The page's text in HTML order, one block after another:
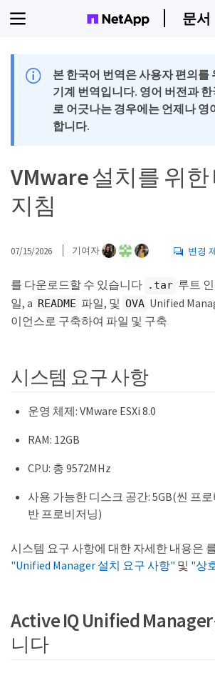
문서
본 한국어 번역은 사용자 편의를
기계 번역입니다. 영어 버전과
로 어긋나는 경우에는 언제나 영
합니다.
VMware 설치를 위
지침
07/15/2026 기여자 변경
를 다운로드할 수 있습니다 .tar 루트
일, a README 파일, 및 OVA Unified
이언스로 구축하여 파일 및 구축
시스템 요구 사항
운영 체제: VMware ESXi 8.0
RAM: 12GB
CPU: 총 9572MHz
사용 가능한 디스크 공간: 5GB(씬 프
반 프로비저닝)
시스템 요구 사항에 대한 자세한 내용은
"Unified Manager 설치 요구 사항" 및 "상
Active IQ Unified
니다